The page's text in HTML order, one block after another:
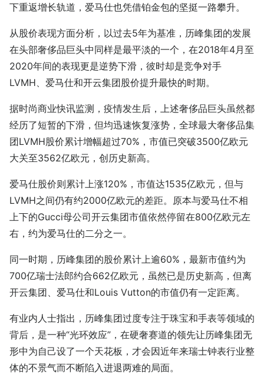
下重返增长轨道，爱马仕也凭借铂金包的坚挺一路攀升。
从股价表现方面分析，以过去5年为基准，历峰集团的发展
在头部奢侈品巨头中同样是最平淡的一个，在2018年4月至
2020年间的表现更是逆势下滑，彼时却是竞争对手
LVMH、爱马仕和开云集团股价提升最快的时期。
据时尚商业快讯监测，疫情发生后，上述奢侈品巨头虽然都
经历了短暂的下滑，但均迅速恢复涨势，全球最大奢侈品集
团LVMH股价累计增幅超过70%，市值已突破3500亿欧元
大关至3562亿欧元，创历史新高。
爱马仕股价则累计上涨120%，市值达1535亿欧元，但与
LVMH之间仍有约2000亿欧元的差距。原本与爱马仕不相
上下的Gucci母公司开云集团市值依然停留在800亿欧元左
右，约为爱马仕的二分之一。
同一时期，历峰集团的股价累计上逾60%，最新市值约为
700亿瑞士法郎约合662亿欧元，虽然已是历史新高，但离
开云集团、爱马仕和Louis Vutton的市值仍有一定距离。
有业内人士指出，历峰集团过度专注于珠宝和手表等领域的
背后，是一种“光环效应”，在硬奢赛道的领先让历峰集团无
形中为自己设了一个天花板，才会因近年来瑞士钟表行业整
体的不景气而不断陷入进退两难的局面。